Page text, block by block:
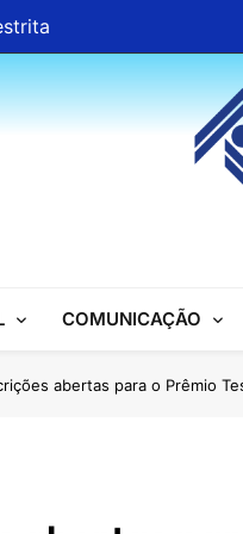
COMUNICAÇÃO
abertas para o Prêmio